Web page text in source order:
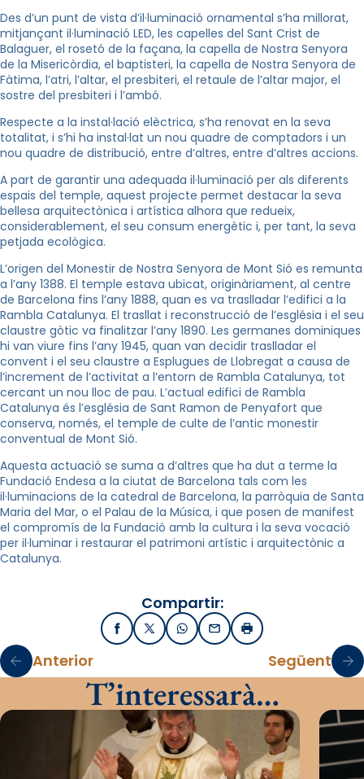
Des d’un punt de vista d’il·luminació ornamental s’ha millorat,
mitjançant il·luminació LED, les capelles del Sant Crist de
Balaguer, el rosetó de la façana, la capella de Nostra Senyora
de la Misericòrdia, el baptisteri, la capella de Nostra Senyora de
Fàtima, l’atri, l’altar, el presbiteri, el retaule de l’altar major, el
sostre del presbiteri i l’ambó.
Respecte a la instal·lació elèctrica, s’ha renovat en la seva
totalitat, i s’hi ha instal·lat un nou quadre de comptadors i un
nou quadre de distribució, entre d’altres, entre d’altres accions.
A part de garantir una adequada il·luminació per als diferents
espais del temple, aquest projecte permet destacar la seva
bellesa arquitectònica i artística alhora que redueix,
considerablement, el seu consum energètic i, per tant, la seva
petjada ecològica.
L’origen del Monestir de Nostra Senyora de Mont Sió es remunta
a l’any 1388. El temple estava ubicat, originàriament, al centre
de Barcelona fins l’any 1888, quan es va traslladar l’edifici a la
Rambla Catalunya. El trasllat i reconstrucció de l’església i el seu
claustre gòtic va finalitzar l’any 1890. Les germanes dominiques
hi van viure fins l’any 1945, quan van decidir traslladar el
convent i el seu claustre a Esplugues de Llobregat a causa de
l’increment de l’activitat a l’entorn de Rambla Catalunya, tot
cercant un nou lloc de pau. L’actual edifici de Rambla
Catalunya és l’església de Sant Ramon de Penyafort que
conserva, només, el temple de culte de l’antic monestir
conventual de Mont Sió.
Aquesta actuació se suma a d’altres que ha dut a terme la
Fundació Endesa a la ciutat de Barcelona tals com les
il·luminacions de la catedral de Barcelona, la parròquia de Santa
Maria del Mar, o el Palau de la Música, i que posen de manifest
el compromís de la Fundació amb la cultura i la seva vocació
per il·luminar i restaurar el patrimoni artístic i arquitectònic a
Catalunya.
Compartir:
FacebookX / TwitterWhatsApp
EmailImprimir
Anterior Següent
T’interessarà…